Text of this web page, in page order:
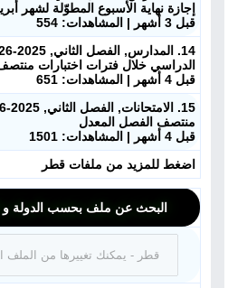
إجازة نهاية الأسبوع المطوّلة لشهر أبريل
قبل 3 أشهر | المشاهدات: 554
الدراسي خلال فترات اختبارات
قبل 4 أشهر | المشاهدات: 651
منتصف الفصل المعدل
قبل 4 أشهر | المشاهدات: 1501
اضغط للمزيد من ملفات قطر
البحث عن ملف بحسب الدولة و